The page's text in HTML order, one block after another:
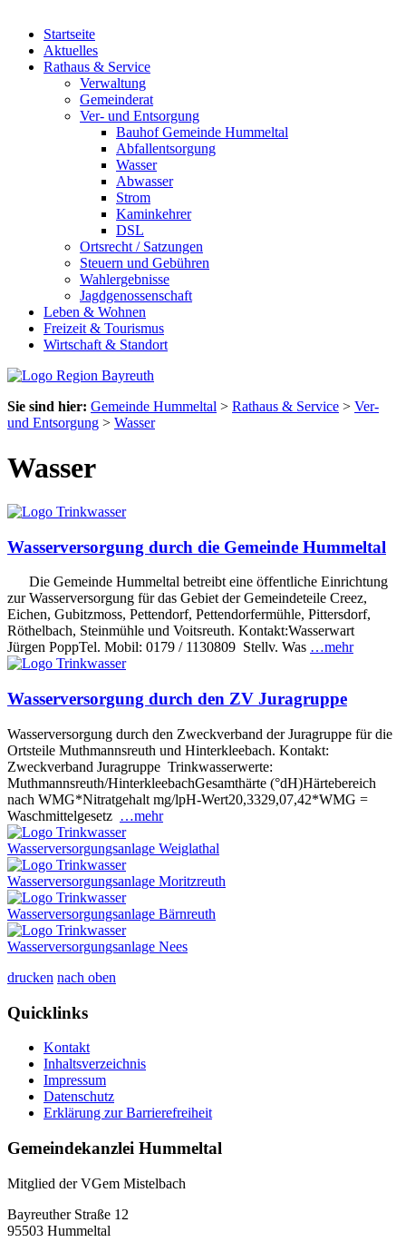
Startseite
Aktuelles
Rathaus & Service
Verwaltung
Gemeinderat
Ver- und Entsorgung
Bauhof Gemeinde Hummeltal
Abfallentsorgung
Wasser
Abwasser
Strom
Kaminkehrer
DSL
Ortsrecht / Satzungen
Steuern und Gebühren
Wahlergebnisse
Jagdgenossenschaft
Leben & Wohnen
Freizeit & Tourismus
Wirtschaft & Standort
Sie sind hier: Gemeinde Hummeltal > Rathaus & Service > Ver-
und Entsorgung > Wasser
Wasser
Wasserversorgung durch die Gemeinde Hummeltal
Die Gemeinde Hummeltal betreibt eine öffentliche Einrichtung
zur Wasserversorgung für das Gebiet der Gemeindeteile Creez,
Eichen, Gubitzmoss, Pettendorf, Pettendorfermühle, Pittersdorf,
Röthelbach, Steinmühle und Voitsreuth. Kontakt:Wasserwart
Jürgen PoppTel. Mobil: 0179 / 1130809 Stellv. Was …mehr
Wasserversorgung durch den ZV Juragruppe
Wasserversorgung durch den Zweckverband der Juragruppe für die
Ortsteile Muthmannsreuth und Hinterkleebach. Kontakt:
Zweckverband Juragruppe Trinkwasserwerte:
Muthmannsreuth/HinterkleebachGesamthärte (°dH)Härtebereich
nach WMG*Nitratgehalt mg/lpH-Wert20,3329,07,42*WMG =
Waschmittelgesetz …mehr
Wasserversorgungsanlage Weiglathal
Wasserversorgungsanlage Moritzreuth
Wasserversorgungsanlage Bärnreuth
Wasserversorgungsanlage Nees
drucken nach oben
Quicklinks
Kontakt
Inhaltsverzeichnis
Impressum
Datenschutz
Erklärung zur Barrierefreiheit
Gemeindekanzlei Hummeltal
Mitglied der VGem Mistelbach
Bayreuther Straße 12
95503 Hummeltal